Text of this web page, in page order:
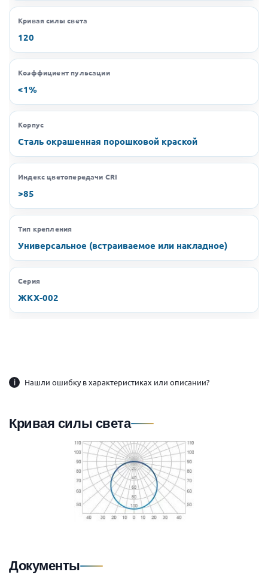
Кривая силы света
120
Коэффициент пульсации
<1%
Корпус
Сталь окрашенная порошковой краской
Индекс цветопередачи CRI
>85
Тип крепления
Универсальное (встраиваемое или накладное)
Серия
ЖКХ-002
i Нашли ошибку в характеристиках или описании?
Кривая силы света
Документы